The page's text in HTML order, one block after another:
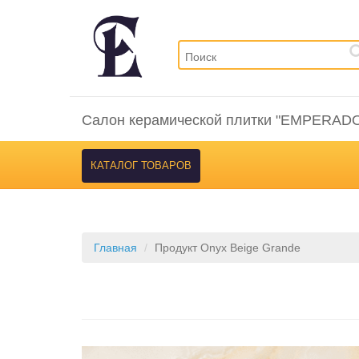
Салон керамической плитки
КАТАЛОГ ТОВАРОВ
Главная Продукт Onyx Beige Grande